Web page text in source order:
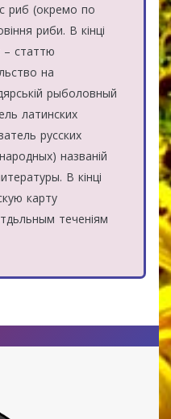
риб (окремо по
риби. В кінці
– статтю
на
рыболовный
латинских
русских
названій
В кінці
карту
теченіям